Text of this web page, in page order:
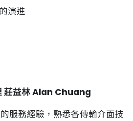
演進
莊益林 Alan Chuang
服務經驗，熟悉各傳輸介面技